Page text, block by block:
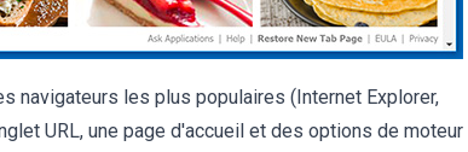
navigateurs les plus populaires (Internet Explorer,
URL, une page d'accueil et des options de moteur